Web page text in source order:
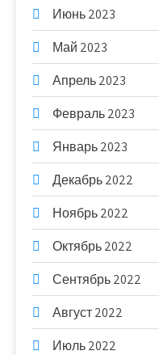
Июнь 2023
Май 2023
Апрель 2023
Февраль 2023
Январь 2023
Декабрь 2022
Ноябрь 2022
Октябрь 2022
Сентябрь 2022
Август 2022
Июль 2022